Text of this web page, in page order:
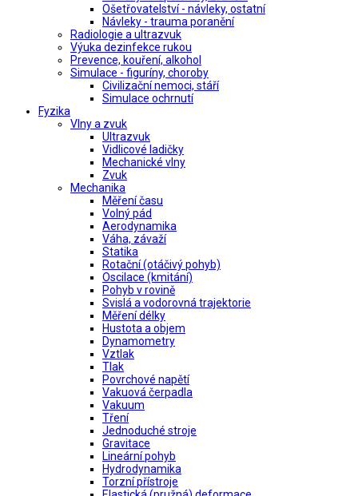
Ošetřovatelství - návleky, ostatní
Návleky - trauma poranění
Radiologie a ultrazvuk
Výuka dezinfekce rukou
Prevence, kouření, alkohol
Simulace - figuríny, choroby
Civilizační nemoci, stáří
Simulace ochrnutí
Fyzika
Vlny a zvuk
Ultrazvuk
Vidlicové ladičky
Mechanické vlny
Zvuk
Mechanika
Měření času
Volný pád
Aerodynamika
Váha, závaží
Statika
Rotační (otáčivý pohyb)
Oscilace (kmitání)
Pohyb v rovině
Svislá a vodorovná trajektorie
Měření délky
Hustota a objem
Dynamometry
Vztlak
Tlak
Povrchové napětí
Vakuová čerpadla
Vakuum
Tření
Jednoduché stroje
Gravitace
Lineární pohyb
Hydrodynamika
Torzní přístroje